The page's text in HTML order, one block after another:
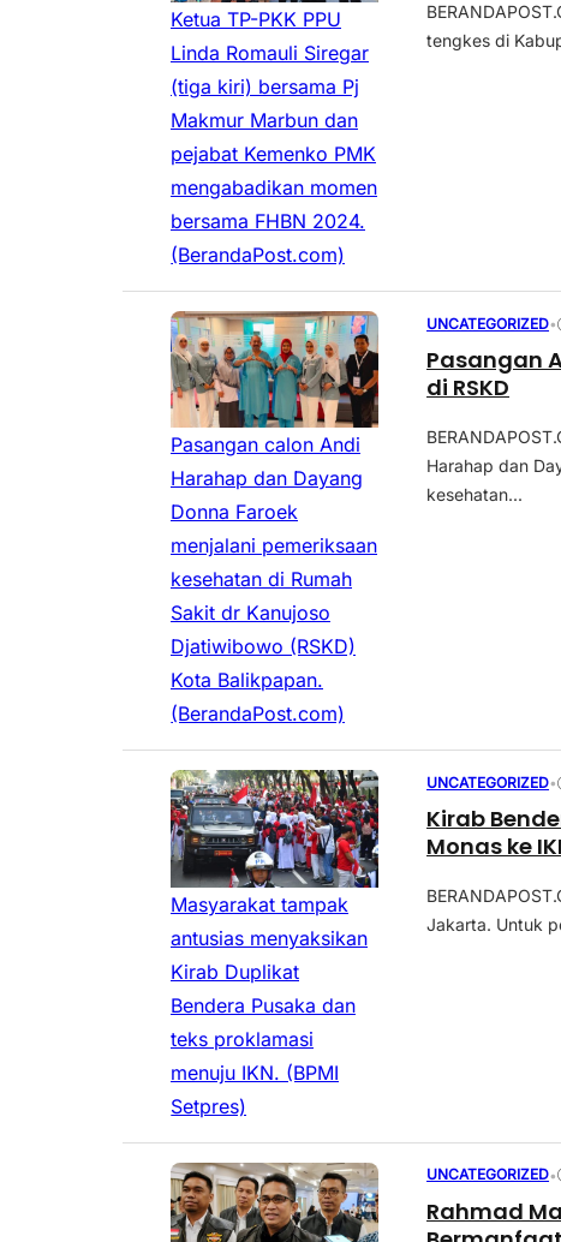
Ketua TP-PKK PPU
Linda Romauli Siregar
(tiga kiri) bersama Pj
Makmur Marbun dan
pejabat Kemenko PMK
mengabadikan momen
bersama FHBN 2024.
(BerandaPost.com)
tengkes di
Pasangan calon Andi
Harahap dan Dayang
Donna Faroek
menjalani pemeriksaan
kesehatan di Rumah
Sakit dr Kanujoso
Djatiwibowo (RSKD)
Kota Balikpapan.
(BerandaPost.com)
UNCATEGORIZED•
Pasangan
di RSKD
Harahap dan
kesehatan...
Masyarakat tampak
antusias menyaksikan
Kirab Duplikat
Bendera Pusaka dan
teks proklamasi
menuju IKN. (BPMI
Setpres)
UNCATEGORIZED•
Kirab
Monas ke
Jakarta. Untuk
UNCATEGORIZED•
Rahmad